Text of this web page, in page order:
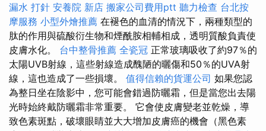
漏水 打針 安養院 新店 搬家公司費用ptt 聽力檢查 台北按
摩服務 小型外燴推薦 在褪色的血清的情況下，兩種類型的
肽的作用與硫酸衍生物和煙酰胺相輔相成，透明質酸負責使
皮膚水化。 台中整骨推薦 全瓷冠 正常玻璃吸收了約97％的
太陽UVB射線，這些射線造成醜陋的曬傷和50％的UVA射
線，這也造成了一些損壞。 值得信賴的貨運公司 如果您認
為整日坐在陰影中，您可能會錯過防曬霜，但是當您出去陽
光時始終戴防曬霜非常重要。 它會使皮膚變老並乾燥，導
致色素斑點，破壞眼睛並大大增加皮膚癌的機會（黑色素